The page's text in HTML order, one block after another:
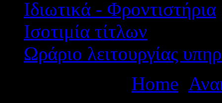
Ιδιωτικά - Φροντιστήρια
Ισοτιμία τίτλων
Ωράριο λειτουργίας
Home